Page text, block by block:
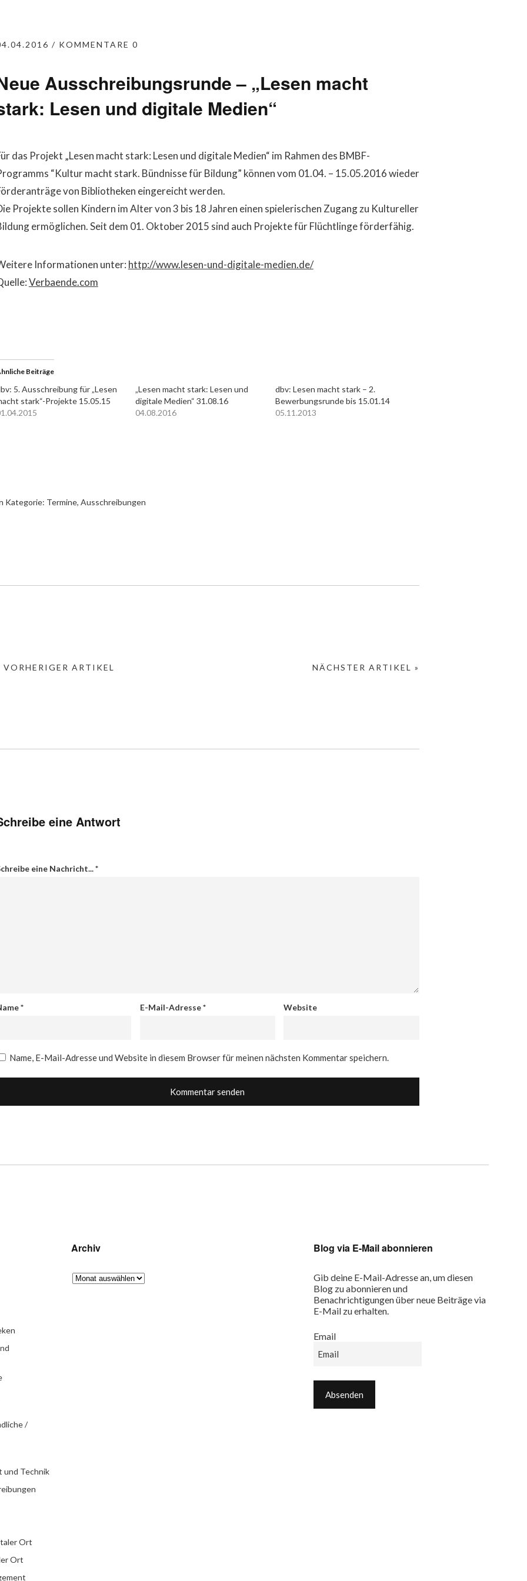
KOMMENTARE 0
Ausschreibungsrunde – „Lesen macht
Lesen und digitale Medien“
das Projekt „Lesen macht stark: Lesen und digitale Medien“ im Rahmen des BMBF-
“Kultur macht stark. Bündnisse für Bildung” können vom 01.04. – 15.05.2016 wieder
von Bibliotheken eingereicht werden.
Projekte sollen Kindern im Alter von 3 bis 18 Jahren einen spielerischen Zugang zu Kultureller
ermöglichen. Seit dem 01. Oktober 2015 sind auch Projekte für Flüchtlinge förderfähig.
Informationen unter: http://www.lesen-und-digitale-medien.de/
Verbaende.com
Beiträge
5. Ausschreibung für „Lesen
stark“-Projekte 15.05.15
„Lesen macht stark: Lesen und
digitale Medien“ 31.08.16
04.08.2016
dbv: Lesen macht stark – 2.
Bewerbungsrunde bis 15.01.14
05.11.2013
Kategorie: Termine, Ausschreibungen
NÄCHSTER ARTIKEL »
VORHERIGER ARTIKEL
eine Antwort
eine Nachricht...*
* E-Mail-Adresse* Website
Name, E-Mail-Adresse und Website in diesem Browser für meinen nächsten Kommentar speichern.
/
und Technik
Ort
Ort
Archiv Blog via E-Mail abonnieren
Gib deine E-Mail-Adresse an, um diesen
Blog zu abonnieren und
Benachrichtigungen über neue Beiträge via
E-Mail zu erhalten.
Email